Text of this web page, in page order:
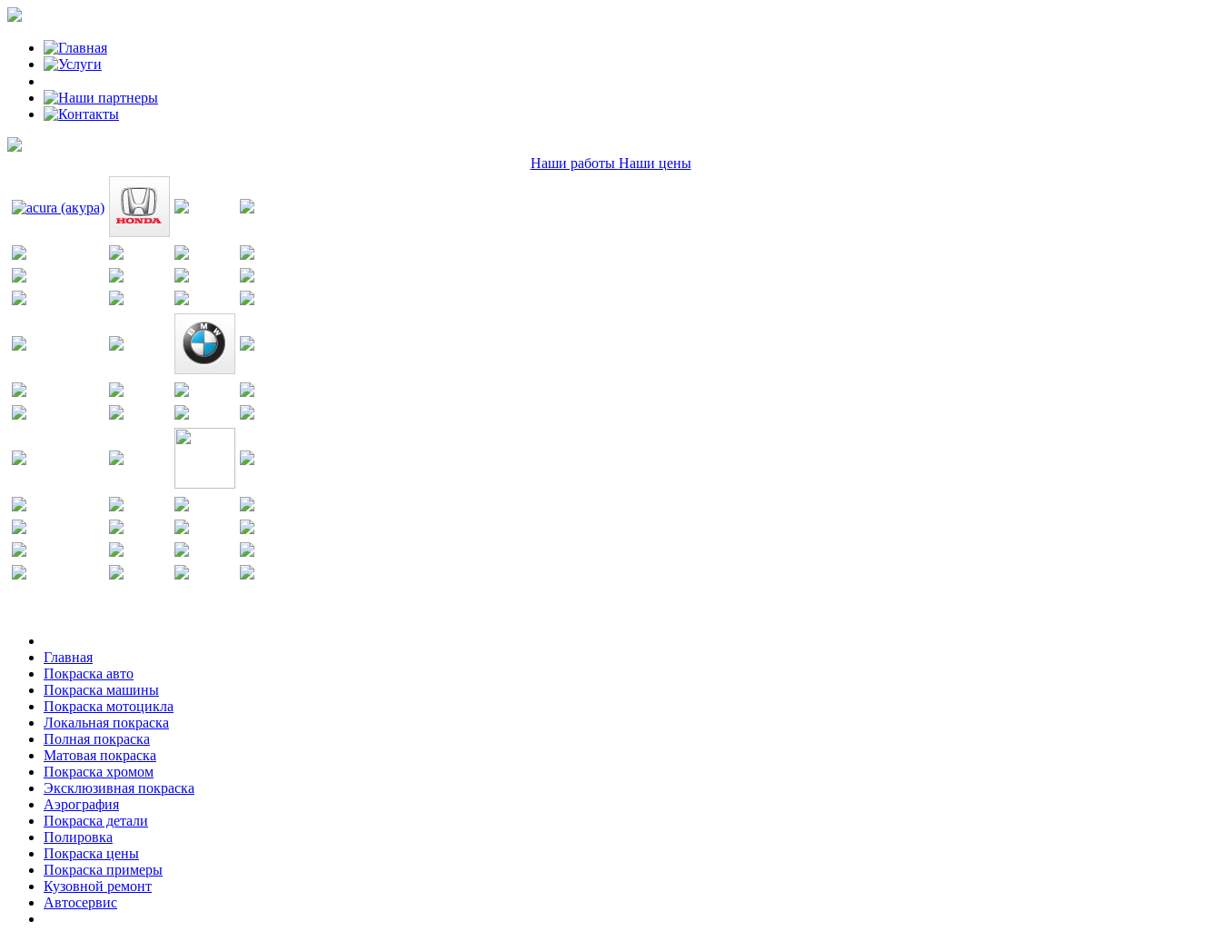
Наши работы Наши цены
Главная
Покраска авто
Покраска машины
Покраска мотоцикла
Локальная покраска
Полная покраска
Матовая покраска
Покраска хромом
Эксклюзивная покраска
Аэрография
Покраска детали
Полировка
Покраска цены
Покраска примеры
Кузовной ремонт
Автосервис